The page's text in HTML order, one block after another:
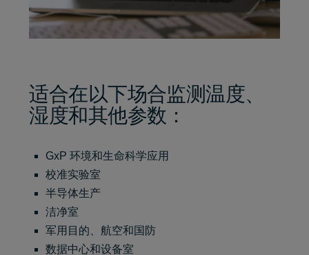
适合在以下场合监测温度、
湿度和其他参数：
GxP 环境和生命科学应用
校准实验室
半导体生产
洁净室
军用目的、航空和国防
数据中心和设备室